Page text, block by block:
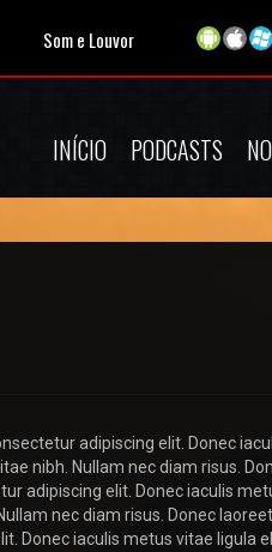
Som e Louvor
INÍCIO PODCASTS
adipiscing elit. Donec
nibh. Nullam nec diam risus.
adipiscing elit. Donec iaculis
nec diam risus. Donec
Donec iaculis metus vitae ligula